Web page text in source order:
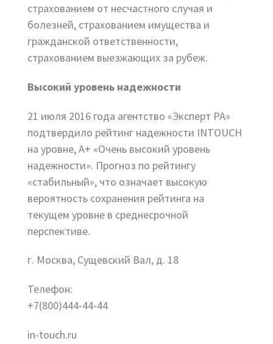
страхованием от несчастного случая и
болезней, страхованием имущества и
гражданской ответственности,
страхованием выезжающих за рубеж.
Высокий уровень надежности
21 июля 2016 года агентство «Эксперт РА»
подтвердило рейтинг надежности INTOUCH
на уровне, А+ «Очень высокий уровень
надежности». Прогноз по рейтингу
«стабильный», что означает высокую
вероятность сохранения рейтинга на
текущем уровне в среднесрочной
перспективе.
г. Москва, Сущевский Вал, д. 18
Телефон:
+7(800)444-44-44
in-touch.ru